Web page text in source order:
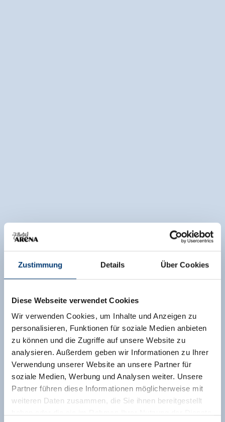
Zustimmung Details Über Cookies
Diese Webseite verwendet Cookies
Wir verwenden Cookies, um Inhalte und Anzeigen zu
personalisieren, Funktionen für soziale Medien anbieten
zu können und die Zugriffe auf unsere Website zu
analysieren. Außerdem geben wir Informationen zu Ihrer
Verwendung unserer Website an unsere Partner für
soziale Medien, Werbung und Analysen weiter. Unsere
Partner führen diese Informationen möglicherweise mit
weiteren Daten zusammen, die Sie ihnen bereitgestellt